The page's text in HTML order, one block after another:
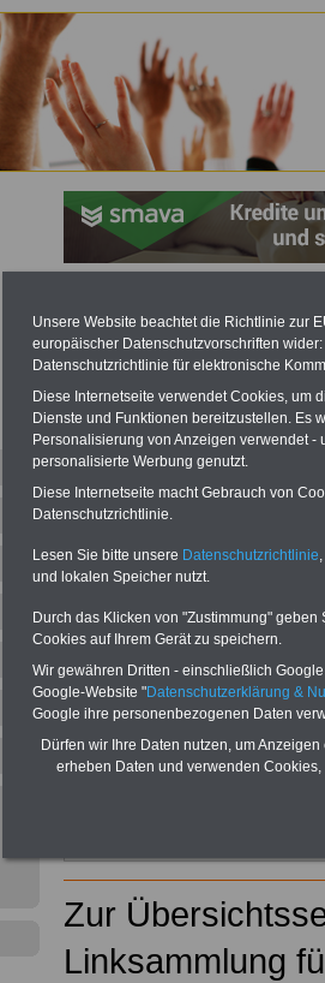
Anwälte,
Stralsund
Zur
Linksammlung
Unsere Website beachtet die Richtlinie zur
europäischer Datenschutzvorschriften
Datenschutzrichtlinie für elektronische
Diese Internetseite verwendet Cookies, um
Dienste und Funktionen bereitzustellen. Es
Personalisierung von Anzeigen verwendet
personalisierte Werbung genutzt.
Diese Internetseite macht Gebrauch von
Datenschutzrichtlinie.
Lesen Sie bitte unsere Datenschutzrichtlinie
und lokalen Speicher nutzt.
Durch das Klicken von "Zustimmung"
Cookies auf Ihrem Gerät zu speichern.
Wir gewähren Dritten - einschließlich
Google-Website "Datenschutzerklärung &
Google ihre personenbezogenen Daten
Dürfen wir Ihre Daten nutzen, um
erheben Daten und verwenden